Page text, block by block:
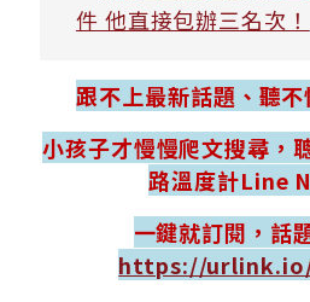
件 他直接包辦三名次！
跟不上最新話題、聽
小孩子才慢慢爬文搜尋，
路溫度計Line
一鍵就訂閱，話
https://urlink.io/